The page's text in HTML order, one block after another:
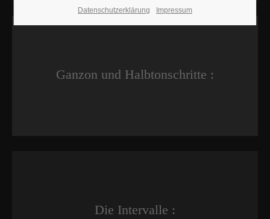
Ganzon und Halbtonschritte :
Die Intervalle :
Datenschutzerklärung Impressum